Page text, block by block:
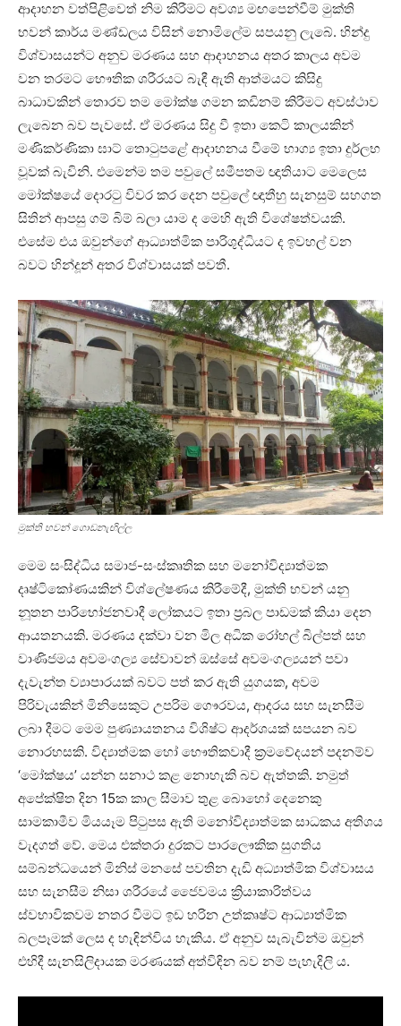
ආදාහන වත්පිළිවෙත් නිම කිරීමට අවශ්‍ය මඟපෙන්වීම් මුක්ති
භවන් කාර්ය මණ්ඩලය විසින් නොමිලේම සපයනු ලැබේ. හින්දු
විශ්වාසයන්ට අනුව මරණය සහ ආදාහනය අතර කාලය අවම
වන තරමට භෞතික ශරීරයට බැඳී ඇති ආත්මයට කිසිදු
බාධාවකින් තොරව තම මෝක්ෂ ගමන කඩිනම් කිරීමට අවස්ථාව
ලැබෙන බව පැවසේ. ඒ මරණය සිදු වී ඉතා කෙටි කාලයකින්
මණිකර්ණිකා ඝාට් තොටුපළේ ආදාහනය වීමේ භාග්‍ය ඉතා දුර්ලභ
වූවක් බැවිනි. එමෙන්ම තම පවුලේ සමීපතම ඥාතියාට මෙලෙස
මෝක්ෂයේ දොරටු විවර කර දෙන පවුලේ ඥාතීහු සැනසුම් සහගත
සිතින් ආපසු ගම් බිම් බලා යාම ද මෙහි ඇති විශේෂත්වයකි.
එසේම එය ඔවුන්ගේ ආධ්‍යාත්මික පාරිශුද්ධියට ද ඉවහල් වන
බවට හින්දූන් අතර විශ්වාසයක් පවතී.
මුක්ති භවන් ගොඩනැඟිල්ල
මෙම සංසිද්ධිය සමාජ-සංස්කෘතික සහ මනෝවිද්‍යාත්මක
දෘෂ්ටිකෝණයකින් විශ්ලේෂණය කිරීමේදී, මුක්ති භවන් යනු
නූතන පාරිභෝජනවාදී ලෝකයට ඉතා ප්‍රබල පාඩමක් කියා දෙන
ආයතනයකි. මරණය දක්වා වන මිල අධික රෝහල් බිල්පත් සහ
වාණිජමය අවමංගල්‍ය සේවාවන් ඔස්සේ අවමංගල්‍යයන් පවා
දැවැන්ත ව්‍යාපාරයක් බවට පත් කර ඇති යුගයක, අවම
පිරිවැයකින් මිනිසෙකුට උපරිම ගෞරවය, ආදරය සහ සැනසීම
ලබා දීමට මෙම පුණ්‍යායතනය විශිෂ්ට ආදර්ශයක් සපයන බව
නොරහසකි. විද්‍යාත්මක හෝ භෞතිකවාදී ක්‍රමවේදයන් පදනම්ව
‘මෝක්ෂය’ යන්න සනාථ කළ නොහැකි බව ඇත්තකි. නමුත්
අපේක්ෂිත දින 15ක කාල සීමාව තුළ බොහෝ දෙනෙකු
සාමකාමීව මියයෑම පිටුපස ඇති මනෝවිද්‍යාත්මක සාධකය අතිශය
වැදගත් වේ. මෙය එක්තරා දුරකට පාරලෞකික සුගතිය
සම්බන්ධයෙන් මිනිස් මනසේ පවතින දැඩි අධ්‍යාත්මික විශ්වාසය
සහ සැනසීම නිසා ශරීරයේ ජෛවමය ක්‍රියාකාරිත්වය
ස්වභාවිකවම නතර වීමට ඉඩ හරින උත්කෘෂ්ට ආධ්‍යාත්මික
බලපෑමක් ලෙස ද හැඳින්විය හැකිය. ඒ අනුව සැබැවින්ම ඔවුන්
එහිදී සැනසිලිදායක මරණයක් අත්විඳින බව නම් පැහැදිලි ය.